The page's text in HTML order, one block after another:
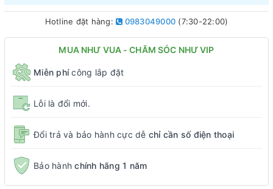
Hotline đặt hàng: 0983049000 (7:30-22:00)
MUA NHƯ VUA - CHĂM SÓC NHƯ VIP
Miễn phícông lắp đặt
Lỗi là đổi mới.
Đổi trả và bảo hành cực dễ chỉ cần số điện thoại
Bảo hànhchính hãng 1 năm